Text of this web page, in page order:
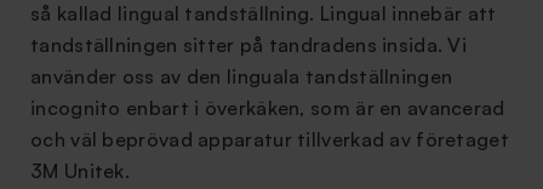
så kallad lingual tandställning. Lingual innebär att
tandställningen sitter på tandradens insida. Vi
använder oss av den linguala tandställningen
incognito enbart i överkäken, som är en avancerad
och väl beprövad apparatur tillverkad av företaget
3M Unitek.